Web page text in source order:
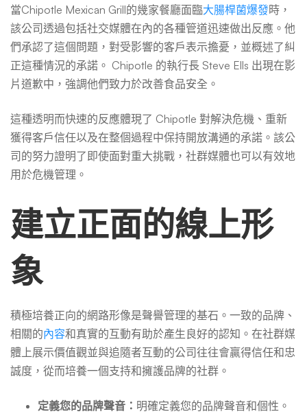
當Chipotle Mexican Grill的幾家餐廳面臨大腸桿菌爆發時，
該公司透過包括社交媒體在內的各種管道迅速做出反應。他
們承認了這個問題，對受影響的客戶表示擔憂，並概述了糾
正這種情況的承諾。 Chipotle 的執行長 Steve Ells 出現在影
片道歉中，強調他們致力於改善食品安全。
這種透明而快速的反應體現了 Chipotle 對解決危機、重新
獲得客戶信任以及在整個過程中保持開放溝通的承諾。該公
司的努力證明了即使面對重大挑戰，社群媒體也可以有效地
用於危機管理。
建立正面的線上形
象
積極培養正向的網路形像是聲譽管理的基石。一致的品牌、
相關的內容和真實的互動有助於產生良好的認知。在社群媒
體上展示價值觀並與追隨者互動的公司往往會贏得信任和忠
誠度，從而培養一個支持和擁護品牌的社群。
定義您的品牌聲音： 明確定義您的品牌聲音和個性。